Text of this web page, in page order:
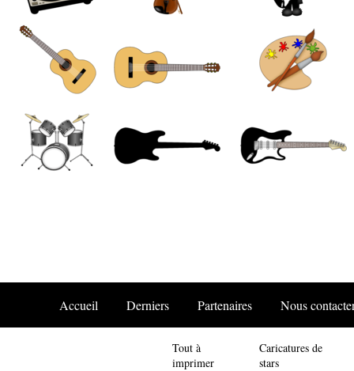
Accueil Derniers Partenaires Nous
Tout à
imprimer
Caricatures de
stars